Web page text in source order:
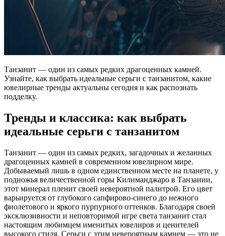
Танзанит — один из самых редких драгоценных камней.
Узнайте, как выбрать идеальные серьги с танзанитом, какие
ювелирные тренды актуальны сегодня и как распознать
подделку.
Тренды и классика: как выбрать
идеальные серьги с танзанитом
Танзанит — один из самых редких, загадочных и желанных
драгоценных камней в современном ювелирном мире.
Добываемый лишь в одном единственном месте на планете, у
подножья величественной горы Килиманджаро в Танзании,
этот минерал пленит своей невероятной палитрой. Его цвет
варьируется от глубокого сапфирово-синего до нежного
фиолетового и яркого пурпурного оттенков. Благодаря своей
эксклюзивности и неповторимой игре света танзанит стал
настоящим любимцем именитых ювелиров и ценителей
высокого стиля. Серьги с этим невероятным камнем — это не